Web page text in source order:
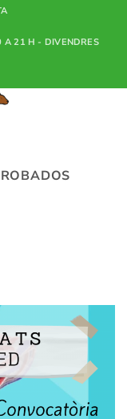
A 21 H - DIVENDRES